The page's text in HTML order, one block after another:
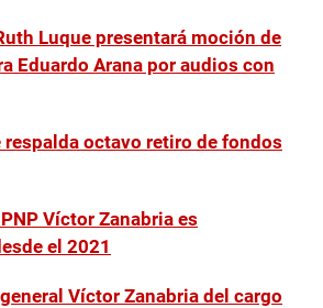
Luque presentará moción de
Eduardo Arana por audios con
respalda octavo retiro de fondos
Víctor Zanabria es
el 2021
Víctor Zanabria del cargo